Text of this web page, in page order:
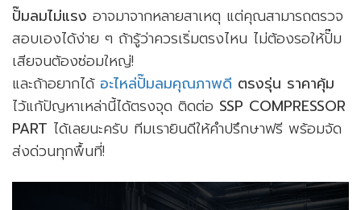
ปั๊มลมไม่แรง อาจมาจากหลายสาเหตุ แต่คุณสามารถตรวจ
สอบเองได้ง่าย ๆ ถ้ารู้ว่าควรเริ่มตรงไหน ไม่ต้องรอให้ปั๊ม
เสียจนต้องซ่อมใหญ่!
และถ้าอยากได้ อะไหล่ปั๊มลมคุณภาพดี ตรงรุ่น ราคาคุ้ม
ไว้แก้ปัญหาเหล่านี้ได้ตรงจุด ติดต่อ SSP COMPRESSOR
PART ได้เลยนะครับ ทีมเรายินดีให้คำปรึกษาฟรี พร้อมจัด
ส่งด่วนทุกพื้นที่!